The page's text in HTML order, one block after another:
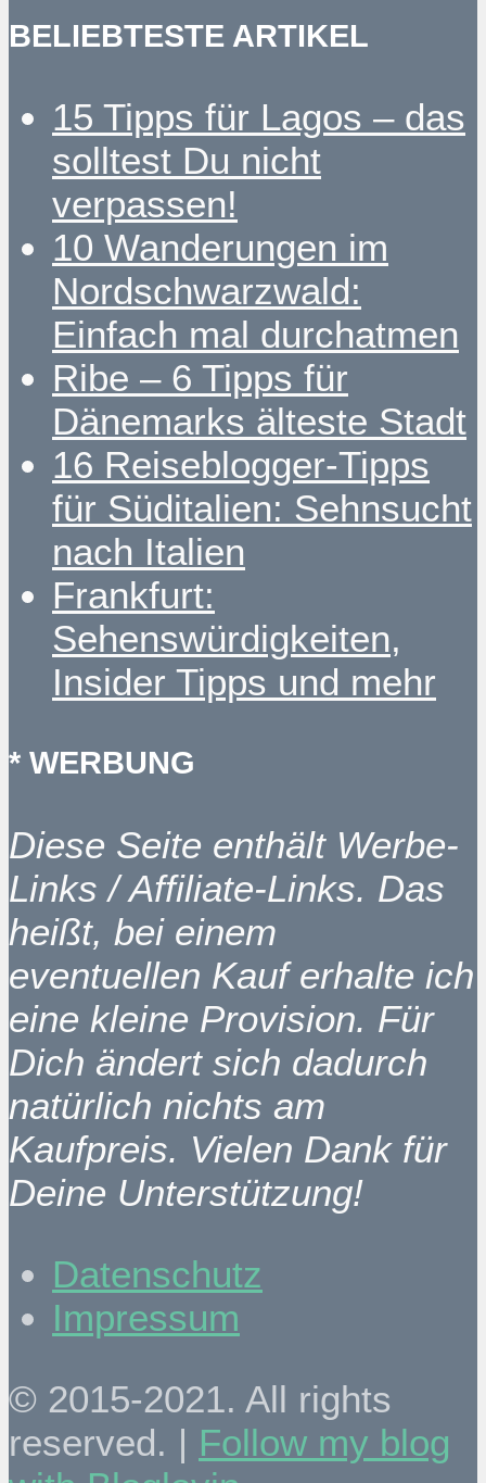
BELIEBTESTE ARTIKEL
15 Tipps für Lagos – das
solltest Du nicht
verpassen!
10 Wanderungen im
Nordschwarzwald:
Einfach mal durchatmen
Ribe – 6 Tipps für
Dänemarks älteste Stadt
16 Reiseblogger-Tipps
für Süditalien: Sehnsucht
nach Italien
Frankfurt:
Sehenswürdigkeiten,
Insider Tipps und mehr
* WERBUNG
Diese Seite enthält Werbe-
Links / Affiliate-Links. Das
heißt, bei einem
eventuellen Kauf erhalte ich
eine kleine Provision. Für
Dich ändert sich dadurch
natürlich nichts am
Kaufpreis. Vielen Dank für
Deine Unterstützung!
Datenschutz
Impressum
© 2015-2021. All rights
reserved. | Follow my blog